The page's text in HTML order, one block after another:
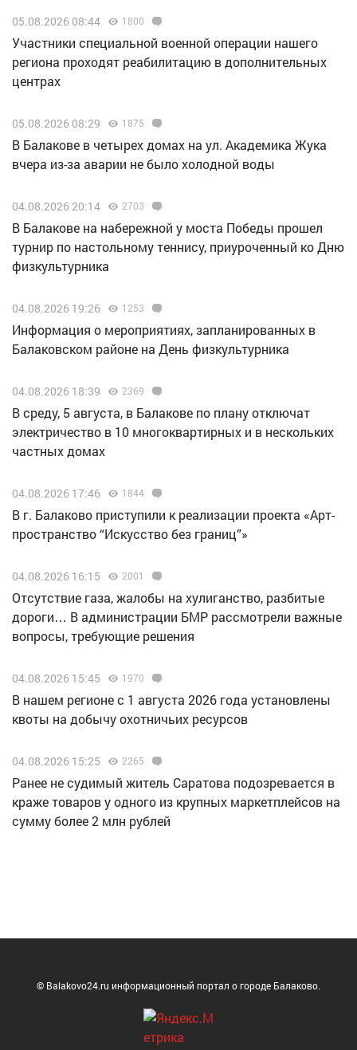
05.08.2026 08:44 1800
Участники специальной военной операции нашего
региона проходят реабилитацию в дополнительных
центрах
05.08.2026 08:29 1875
В Балакове в четырех домах на ул. Академика Жука
вчера из-за аварии не было холодной воды
04.08.2026 20:14 2703
В Балакове на набережной у моста Победы прошел
турнир по настольному теннису, приуроченный ко Дню
физкультурника
04.08.2026 19:26 1253
Информация о мероприятиях, запланированных в
Балаковском районе на День физкультурника
04.08.2026 18:39 2369
В среду, 5 августа, в Балакове по плану отключат
электричество в 10 многоквартирных и в нескольких
частных домах
04.08.2026 17:46 1844
В г. Балаково приступили к реализации проекта «Арт-
пространство “Искусство без границ”»
04.08.2026 16:15 2001
Отсутствие газа, жалобы на хулиганство, разбитые
дороги… В администрации БМР рассмотрели важные
вопросы, требующие решения
04.08.2026 15:45 1970
В нашем регионе с 1 августа 2026 года установлены
квоты на добычу охотничьих ресурсов
04.08.2026 15:25 2265
Ранее не судимый житель Саратова подозревается в
краже товаров у одного из крупных маркетплейсов на
сумму более 2 млн рублей
© Balakovo24.ru информационный портал о городе Балаково.